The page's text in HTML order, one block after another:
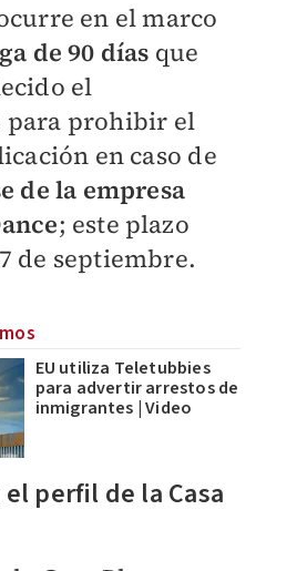
en el marco
de 90 días que
el
para prohibir el
en caso de
de la empresa
; este plazo
de septiembre.
EU utiliza Teletubbies
para advertir arrestos de
inmigrantes | Video
el perfil de la Casa